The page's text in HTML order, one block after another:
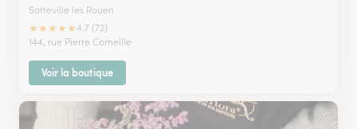
Sotteville les Rouen
★★★★★4.7 (72)
144, rue Pierre Corneille
Voir la boutique